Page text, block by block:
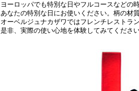
ヨーロッパでも特別な日やフルコースなどの
あなたの特別な日にお使いください。柄の材
オーベルジュナカザワではフレンチレストラ
是非、実際の使い心地を体験してみてくださ